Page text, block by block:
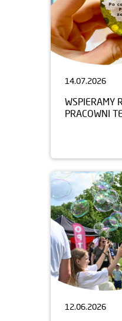
14.07.2026
WSPIERAMY
PRACOWNI
12.06.2026